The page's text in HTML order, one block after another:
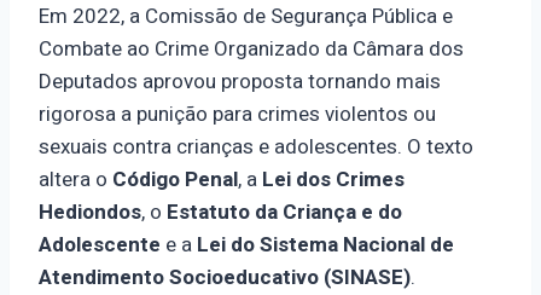
Em 2022, a Comissão de Segurança Pública e
Combate ao Crime Organizado da Câmara dos
Deputados aprovou proposta tornando mais
rigorosa a punição para crimes violentos ou
sexuais contra crianças e adolescentes. O texto
altera o Código Penal, a Lei dos Crimes
Hediondos, o Estatuto da Criança e do
Adolescente e a Lei do Sistema Nacional de
Atendimento Socioeducativo (SINASE).